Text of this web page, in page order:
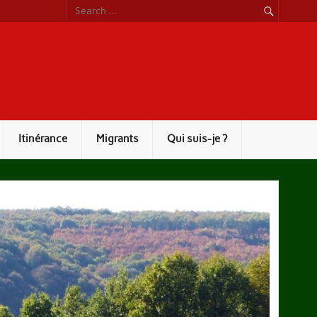
Itinérance Migrants Qui suis-je ?